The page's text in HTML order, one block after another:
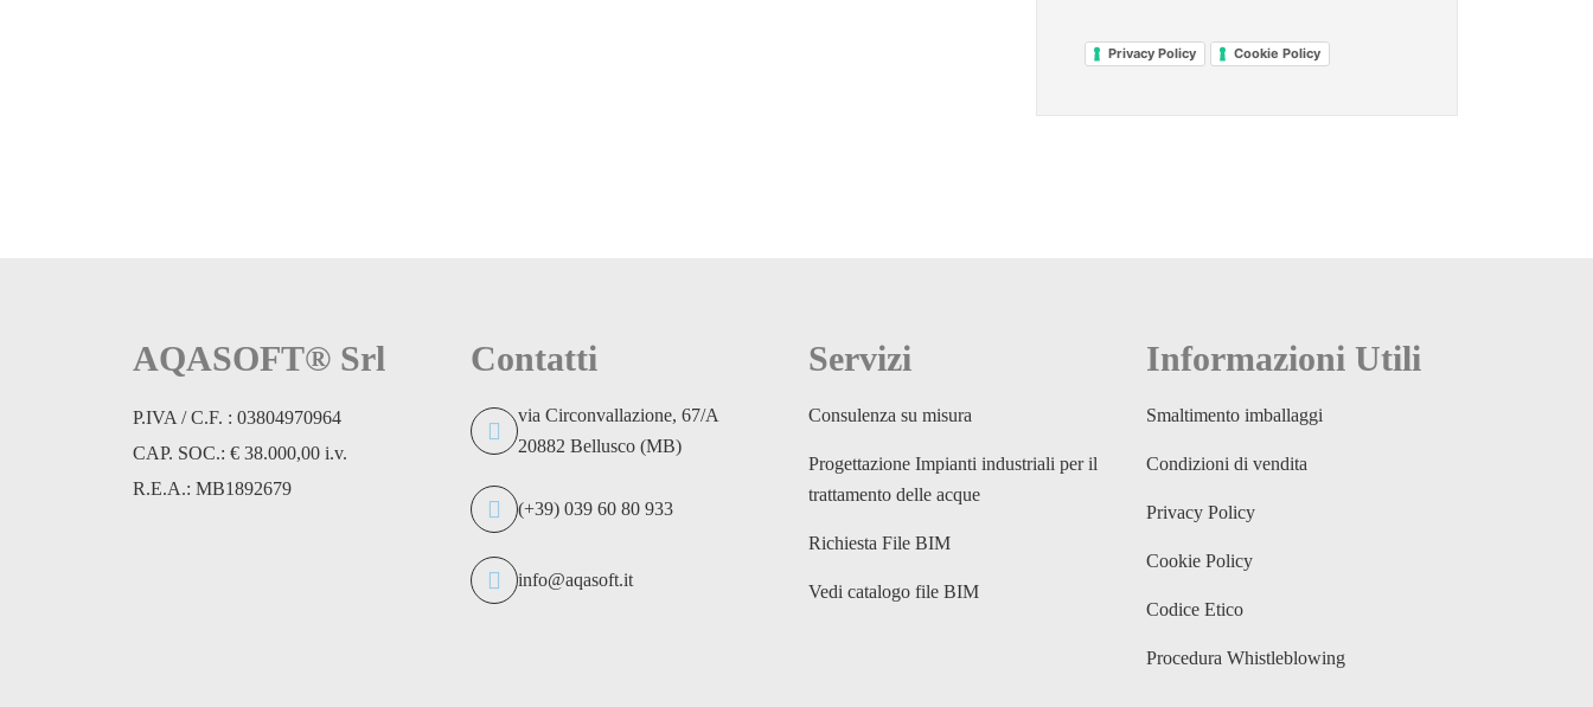
Privacy Policy Cookie Policy
AQASOFT® Srl
P.IVA / C.F. : 03804970964
CAP. SOC.: € 38.000,00 i.v.
R.E.A.: MB1892679
Contatti
via Circonvallazione, 67/A
20882 Bellusco (MB)
(+39) 039 60 80 933
info@aqasoft.it
Servizi
Consulenza su misura
Progettazione Impianti industriali per il
trattamento delle acque
Richiesta File BIM
Vedi catalogo file BIM
Informazioni Utili
Smaltimento imballaggi
Condizioni di vendita
Privacy Policy
Cookie Policy
Codice Etico
Procedura Whistleblowing